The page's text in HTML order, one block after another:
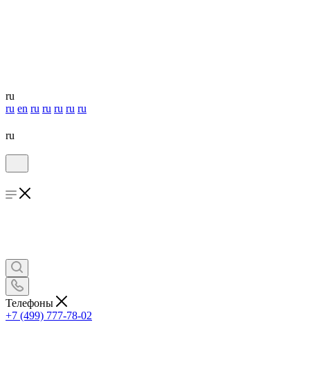
ru
ru en ru ru ru ru ru
ru
Телефоны
+7 (499) 777-78-02